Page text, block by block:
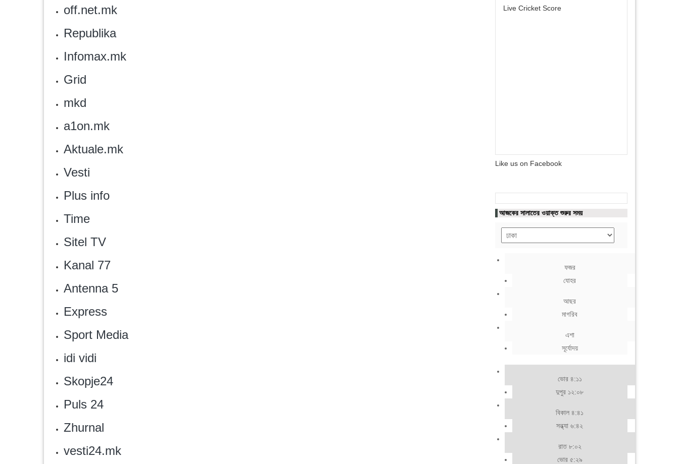
‎off.net.mk
Republika
Infomax.mk
‎Grid
mkd
a1on.mk‎
Aktuale.mk
Vesti
Plus info
Time
Sitel TV
Kanal 77
Antenna 5
Express
‎Sport Media
‎idi vidi
Skopje24‎
Puls 24‎
Zhurnal
vesti24.mk‎
Live Cricket Score
Like us on Facebook
আজকের সালাতের ওয়াক্ত শুরুর সময়
ফজর
যোহর
আছর
মাগরিব
এশা
সূর্যোদয়
ভোর ৪:১১
দুপুর ১২:০৮
বিকাল ৪:৪১
সন্ধ্যা ৬:৪২
রাত ৮:০২
ভোর ৫:২৯